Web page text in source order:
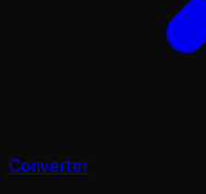
Converter